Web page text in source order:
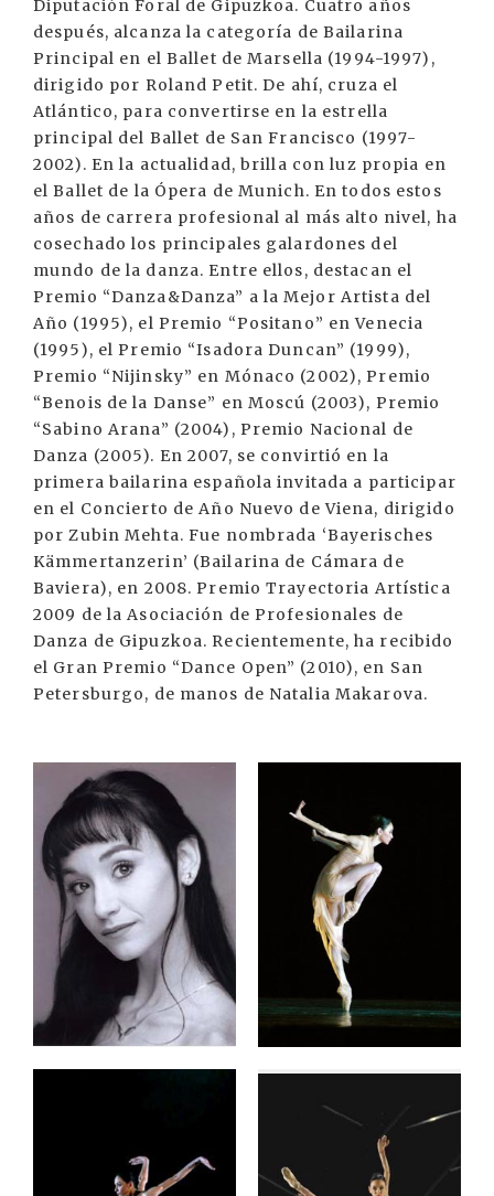
Diputación Foral de Gipuzkoa. Cuatro años
después, alcanza la categoría de Bailarina
Principal en el Ballet de Marsella (1994-1997),
dirigido por Roland Petit. De ahí, cruza el
Atlántico, para convertirse en la estrella
principal del Ballet de San Francisco (1997-
2002). En la actualidad, brilla con luz propia en
el Ballet de la Ópera de Munich. En todos estos
años de carrera profesional al más alto nivel, ha
cosechado los principales galardones del
mundo de la danza. Entre ellos, destacan el
Premio “Danza&Danza” a la Mejor Artista del
Año (1995), el Premio “Positano” en Venecia
(1995), el Premio “Isadora Duncan” (1999),
Premio “Nijinsky” en Mónaco (2002), Premio
“Benois de la Danse” en Moscú (2003), Premio
“Sabino Arana” (2004), Premio Nacional de
Danza (2005). En 2007, se convirtió en la
primera bailarina española invitada a participar
en el Concierto de Año Nuevo de Viena, dirigido
por Zubin Mehta. Fue nombrada ‘Bayerisches
Kämmertanzerin’ (Bailarina de Cámara de
Baviera), en 2008. Premio Trayectoria Artística
2009 de la Asociación de Profesionales de
Danza de Gipuzkoa. Recientemente, ha recibido
el Gran Premio “Dance Open” (2010), en San
Petersburgo, de manos de Natalia Makarova.